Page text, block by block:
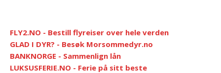
FLY2.NO - Bestill flyreiser over hele verden
GLAD I DYR? - Besøk Morsommedyr.no
BANKNORGE - Sammenlign lån
LUKSUSFERIE.NO - Ferie på sitt beste